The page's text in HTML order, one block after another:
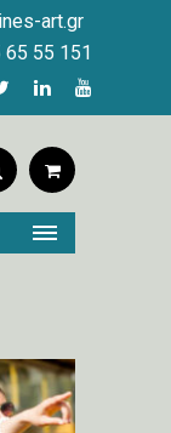
art.gr
65 55 151